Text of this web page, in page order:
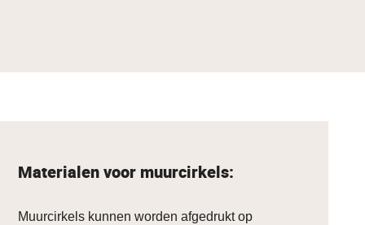
Materialen voor muurcirkels:
Muurcirkels kunnen worden afgedrukt op